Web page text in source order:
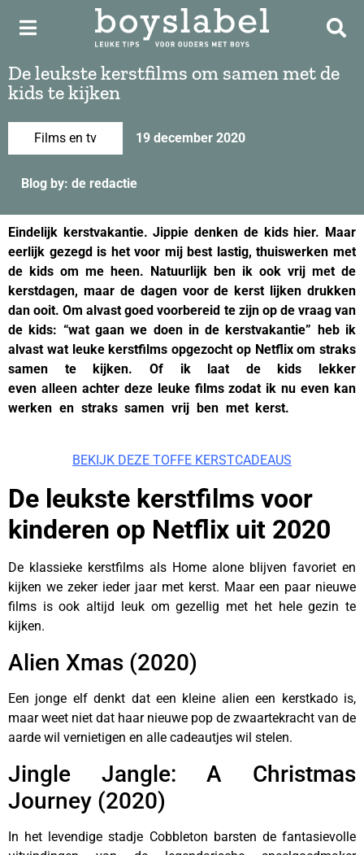
De leukste kerstfilms om samen met de
kids te kijken
Films en tv 19 december 2020
Blog by: de redactie
Eindelijk kerstvakantie. Jippie denken de kids hier. Maar
eerlijk gezegd is het voor mij best lastig, thuiswerken met
de kids om me heen. Natuurlijk ben ik ook vrij met de
kerstdagen, maar de dagen voor de kerst lijken drukken
dan ooit. Om alvast goed voorbereid te zijn op de vraag van
de kids: “wat gaan we doen in de kerstvakantie” heb ik
alvast wat leuke kerstfilms opgezocht op Netflix om straks
samen te kijken. Of ik laat de kids lekker
even alleen achter deze leuke films zodat ik nu even kan
werken en straks samen vrij ben met kerst.
BEKIJK DEZE TOFFE KERSTCADEAUS
De leukste kerstfilms voor
kinderen op Netflix uit 2020
De klassieke kerstfilms als Home alone blijven favoriet en
kijken we zeker ieder jaar met kerst. Maar een paar nieuwe
films is ook altijd leuk om gezellig met het hele gezin te
kijken.
Alien Xmas (2020)
Een jonge elf denkt dat een kleine alien een kerstkado is,
maar weet niet dat haar nieuwe pop de zwaartekracht van de
aarde wil vernietigen en alle cadeautjes wil stelen.
Jingle Jangle: A Christmas
Journey (2020)
In het levendige stadje Cobbleton barsten de fantasievolle